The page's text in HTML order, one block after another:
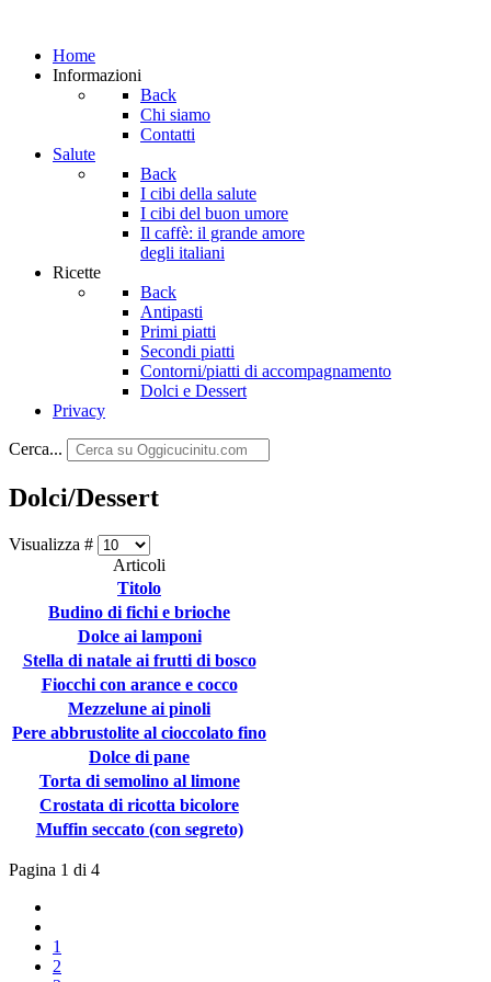
Home
Informazioni
Back
Chi siamo
Contatti
Salute
Back
I cibi della salute
I cibi del buon umore
Il caffè: il grande amore
degli italiani
Ricette
Back
Antipasti
Primi piatti
Secondi piatti
Contorni/piatti di accompagnamento
Dolci e Dessert
Privacy
Cerca...
Dolci/Dessert
Visualizza #
Articoli
Titolo
Budino di fichi e brioche
Dolce ai lamponi
Stella di natale ai frutti di bosco
Fiocchi con arance e cocco
Mezzelune ai pinoli
Pere abbrustolite al cioccolato fino
Dolce di pane
Torta di semolino al limone
Crostata di ricotta bicolore
Muffin seccato (con segreto)
Pagina 1 di 4
1
2